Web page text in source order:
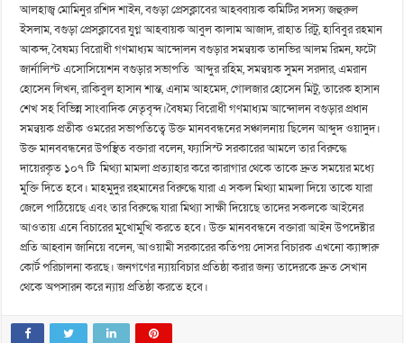
আলহাজ্ব মোমিনুর রশিদ শাইন, বগুড়া প্রেসক্লাবের আহব্বায়ক কমিটির সদস্য জহুরুল
ইসলাম, বগুড়া প্রেসক্লাবের যুগ্ন আহবায়ক আবুল কালাম আজাদ, রাহাত রিটু, হাবিবুর রহমান
আকন্দ, বৈষম্য বিরোধী গণমাধ্যম আন্দোলন বগুড়ার সমন্বয়ক তানভির আলম রিমন, ফটো
জার্নালিস্ট এসোসিয়েশন বগুড়ার সভাপতি আব্দুর রহিম, সমন্বয়ক সুমন সরদার, এমরান
হোসেন লিখন, রাকিবুল হাসান শান্ত, এনাম আহমেদ, গোলজার হোসেন মিটু, তারেক হাসান
শেখ সহ বিভিন্ন সাংবাদিক নেতৃবৃন্দ।বৈষম্য বিরোধী গণমাধ্যম আন্দোলন বগুড়ার প্রধান
সমন্বয়ক প্রতীক ওমরের সভাপতিত্বে উক্ত মানববন্ধনের সঞ্চালনায় ছিলেন আব্দুদ ওয়াদুদ।
উক্ত মানববন্ধনের উপস্থিত বক্তারা বলেন, ফ্যাসিস্ট সরকারের আমলে তার বিরুদ্ধে
দায়েরকৃত ১০৭ টি মিথ্যা মামলা প্রত্যাহার করে কারাগার থেকে তাকে দ্রুত সময়ের মধ্যে
মুক্তি দিতে হবে। মাহমুদুর রহমানের বিরুদ্ধে যারা এ সকল মিথ্যা মামলা দিয়ে তাকে যারা
জেলে পাঠিয়েছে এবং তার বিরুদ্ধে যারা মিথ্যা সাক্ষী দিয়েছে তাদের সকলকে আইনের
আওতায় এনে বিচারের মুখোমুখি করতে হবে। উক্ত মানববন্ধনে বক্তারা আইন উপদেষ্টার
প্রতি আহ্বান জানিয়ে বলেন, আওয়ামী সরকারের কতিপয় দোসর বিচারক এখনো ক্যাঙ্গারু
কোর্ট পরিচালনা করছে। জনগণের ন্যায়বিচার প্রতিষ্ঠা করার জন্য তাদেরকে দ্রুত সেখান
থেকে অপসারন করে ন্যায় প্রতিষ্ঠা করতে হবে।